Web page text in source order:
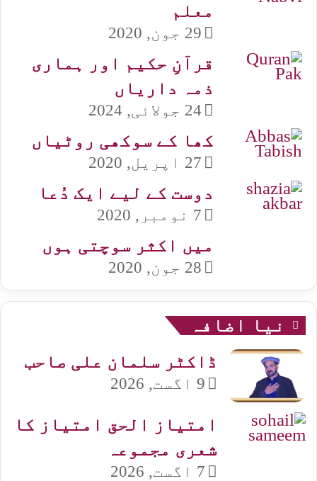
معلم
29 جون, 2020
قرآنِ حکیم اور ہماری
ذمہ داریاں
24 جولائی, 2024
کھا کے سوکھی روٹیاں
27 اپریل, 2020
دوست کے لیے ایک دُعا
7 نومبر, 2020
میں اکثر سوچتی ہوں
28 جون, 2020
نیا اضافہ
ڈاکٹر سلمان علی صاحب
9 اگست, 2026
امتیاز الحق امتیاز کا
شعری مجموعہ
7 اگست, 2026